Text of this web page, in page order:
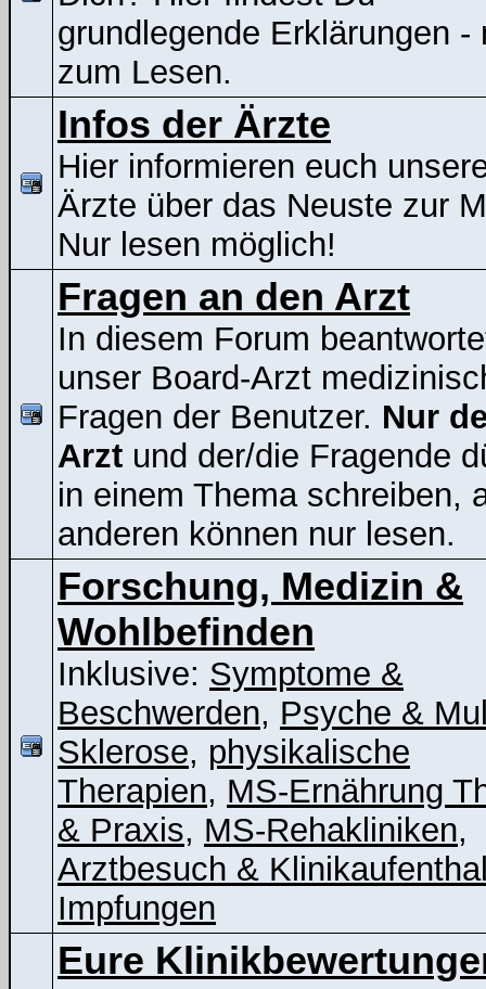
grundlegende Erklärungen -
zum Lesen.
Infos der Ärzte
Hier informieren euch
Ärzte über das Neuste zur
Nur lesen möglich!
Fragen an den Arzt
In diesem Forum
unser Board-Arzt
Fragen der Benutzer. Nur
Arzt und der/die Fragende
in einem Thema schreiben,
anderen können nur lesen.
Forschung, Medizin &
Wohlbefinden
Inklusive: Symptome &
Beschwerden, Psyche &
Sklerose, physikalische
Therapien, MS-Ernährung
& Praxis, MS-Rehakliniken,
Arztbesuch &
Impfungen
Eure